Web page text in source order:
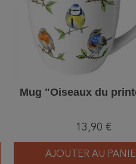
Mug "Oiseaux du
13,90 €
AJOUTER AU